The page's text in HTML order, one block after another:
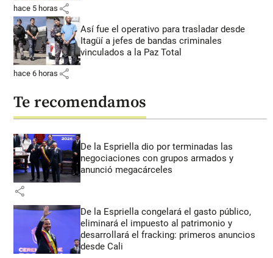
hace 5 horas share
Así fue el operativo para trasladar desde
Itagüí a jefes de bandas criminales
vinculados a la Paz Total
hace 6 horas share
Te recomendamos
De la Espriella dio por terminadas las
negociaciones con grupos armados y
anunció megacárceles
share
De la Espriella congelará el gasto público,
eliminará el impuesto al patrimonio y
desarrollará el fracking: primeros anuncios
desde Cali